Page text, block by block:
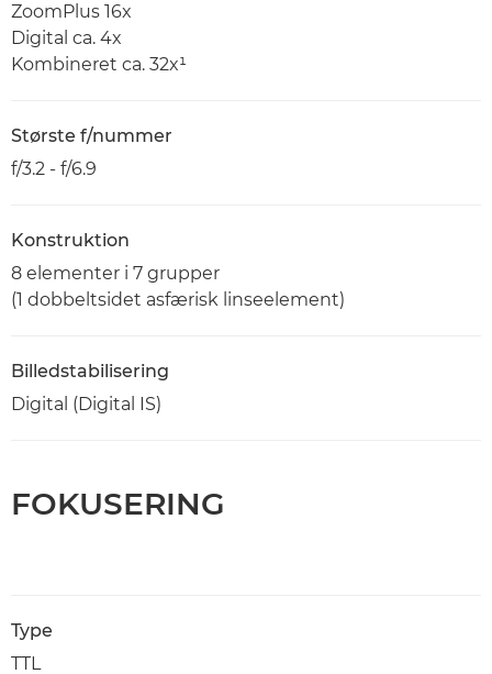
ZoomPlus 16x
Digital ca. 4x
Kombineret ca. 32x¹
Største f/nummer
f/3.2 - f/6.9
Konstruktion
8 elementer i 7 grupper
(1 dobbeltsidet asfærisk linseelement)
Billedstabilisering
Digital (Digital IS)
FOKUSERING
Type
TTL